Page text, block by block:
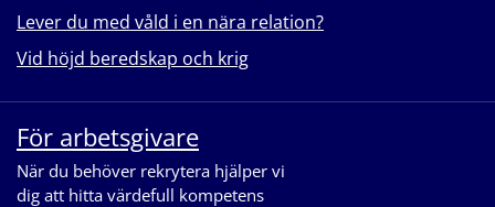
Lever du med våld i en nära relation?
Vid höjd beredskap och krig
För arbetsgivare
När du behöver rekrytera hjälper vi
dig att hitta värdefull kompetens